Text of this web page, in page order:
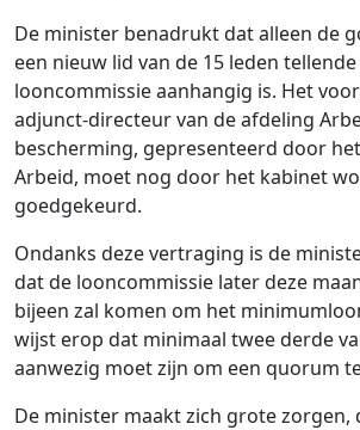
De minister benadrukt dat alleen de
een nieuw lid van de 15 leden
looncommissie aanhangig is. Het
adjunct-directeur van de afdeling
bescherming, gepresenteerd door
Arbeid, moet nog door het kabinet
goedgekeurd.
Ondanks deze vertraging is de
dat de looncommissie later deze
bijeen zal komen om het
wijst erop dat minimaal twee derde
aanwezig moet zijn om een ​​quorum
De minister maakt zich grote zorgen,